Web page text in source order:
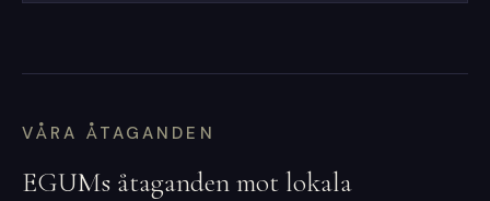
VÅRA ÅTAGANDEN
EGUMs åtaganden mot lokala